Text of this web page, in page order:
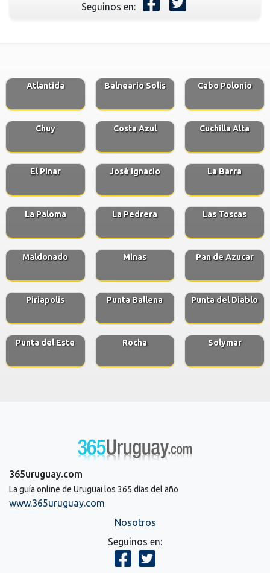
Seguinos en:
Atlantida Balneario Solis Cabo Polonio
Chuy Costa Azul Cuchilla Alta
El Pinar José Ignacio La Barra
La Paloma La Pedrera Las Toscas
Maldonado Minas Pan de Azucar
Piriapolis Punta Ballena Punta del Diablo
Punta del Este Rocha Solymar
365uruguay.com
La guía online de Uruguai los 365 días del año
www.365uruguay.com
Nosotros
Seguinos en: